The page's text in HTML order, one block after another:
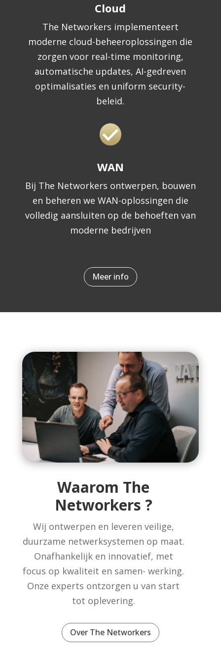
Cloud
The Networkers implementeert
moderne cloud-beheeroplossingen die
zorgen voor real-time monitoring,
automatische updates, AI-gedreven
optimalisaties en uniform security-
beleid.
WAN
Bij The Networkers ontwerpen, bouwen
en beheren we WAN-oplossingen die
volledig aansluiten op de behoeften van
moderne bedrijven
Meer info
Waarom The
Networkers ?
Wij ontwerpen en leveren veilige,
duurzame netwerksystemen op maat.
Onafhankelijk en innovatief, met
focus op kwaliteit en samen- werking.
Onze experts ontzorgen u van start
tot oplevering.
Over The Networkers